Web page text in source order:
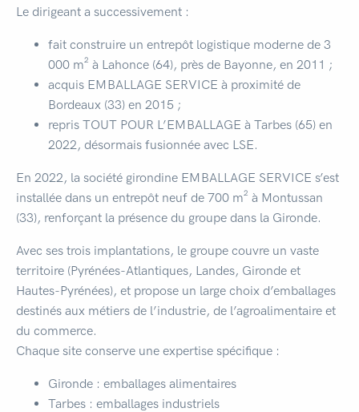
Le dirigeant a successivement :
fait construire un entrepôt logistique moderne de 3
000 m² à Lahonce (64), près de Bayonne, en 2011 ;
acquis EMBALLAGE SERVICE à proximité de
Bordeaux (33) en 2015 ;
repris TOUT POUR L’EMBALLAGE à Tarbes (65) en
2022, désormais fusionnée avec LSE.
En 2022, la société girondine EMBALLAGE SERVICE s’est
installée dans un entrepôt neuf de 700 m² à Montussan
(33), renforçant la présence du groupe dans la Gironde.
Avec ses trois implantations, le groupe couvre un vaste
territoire (Pyrénées-Atlantiques, Landes, Gironde et
Hautes-Pyrénées), et propose un large choix d’emballages
destinés aux métiers de l’industrie, de l’agroalimentaire et
du commerce.
Chaque site conserve une expertise spécifique :
Gironde : emballages alimentaires
Tarbes : emballages industriels